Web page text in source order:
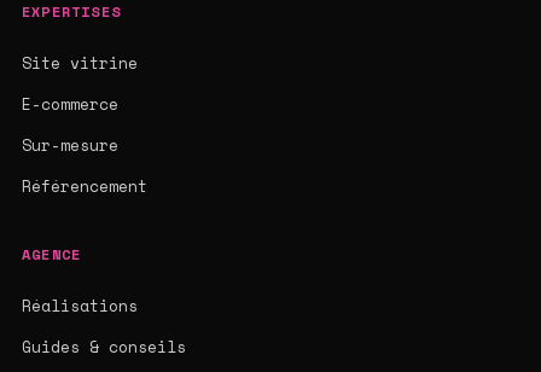
EXPERTISES
Site vitrine
E-commerce
Sur-mesure
Référencement
AGENCE
Réalisations
Guides & conseils